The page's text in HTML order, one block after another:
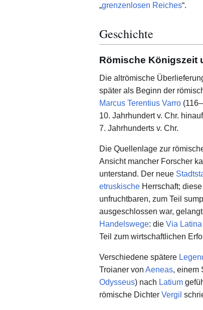
„grenzenlosen Reiches“.
Geschichte
Römische Königszeit
Die altrömische
später als Beginn der
Marcus Terentius Varro
10. Jahrhundert v. Chr.
7. Jahrhunderts v. Chr.
Die Quellenlage zur
Ansicht mancher Forscher
unterstand. Der neue
etruskische Herrschaft;
unfruchtbaren, zum Teil
ausgeschlossen war,
Handelswege: die Via Latina
Teil zum wirtschaftlichen
Verschiedene spätere
Troianer von Aeneas, einem
Odysseus) nach Latium
römische Dichter Vergil